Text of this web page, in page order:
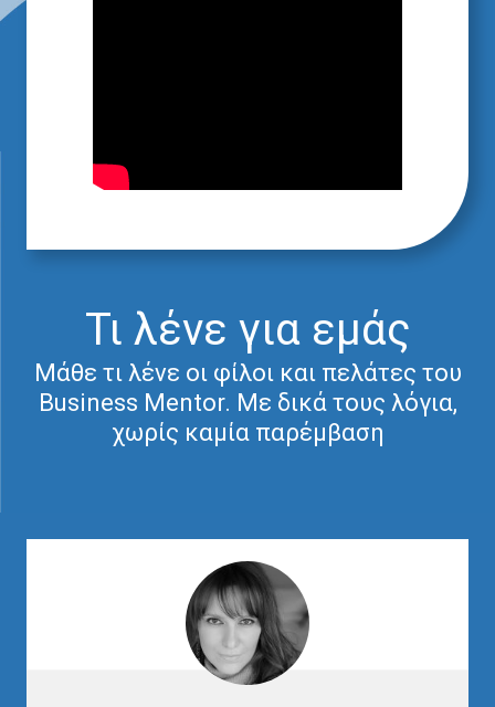
Τι λένε για εμάς
Μάθε τι λένε οι φίλοι και πελάτες του
Business Mentor. Με δικά τους λόγια,
χωρίς καμία παρέμβαση